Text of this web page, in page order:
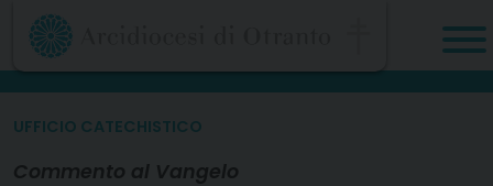
Skip
content
UFFICIO CATECHISTICO
Commento al Vangelo